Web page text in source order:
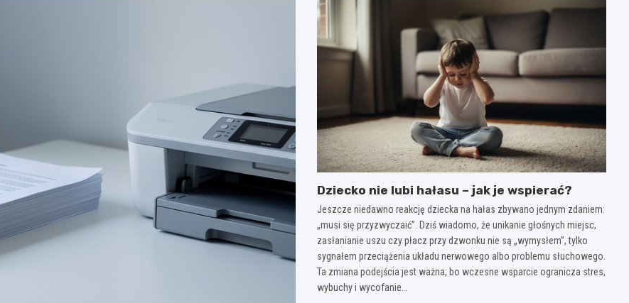
Dziecko nie lubi hałasu – jak je wspierać?
Jeszcze niedawno reakcję dziecka na hałas zbywano jednym zdaniem:
„musi się przyzwyczaić”. Dziś wiadomo, że unikanie głośnych miejsc,
zasłanianie uszu czy płacz przy dzwonku nie są „wymysłem”, tylko
sygnałem przeciążenia układu nerwowego albo problemu słuchowego.
Ta zmiana podejścia jest ważna, bo wczesne wsparcie ogranicza stres,
wybuchy i wycofanie…